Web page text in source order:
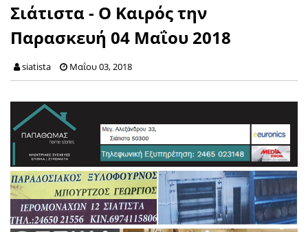
Σιάτιστα - Ο Καιρός την
Παρασκευή 04 Μαΐου 2018
siatista Μαΐου 03, 2018